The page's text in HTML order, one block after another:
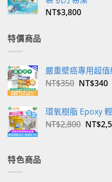
NT$3,800
特價商品
嚴重壁癌專用超值
NT$350 原
格：
NT$350
NT$340目
環氧樹脂 Epoxy
NT$2,800 原
NT$
特色商品